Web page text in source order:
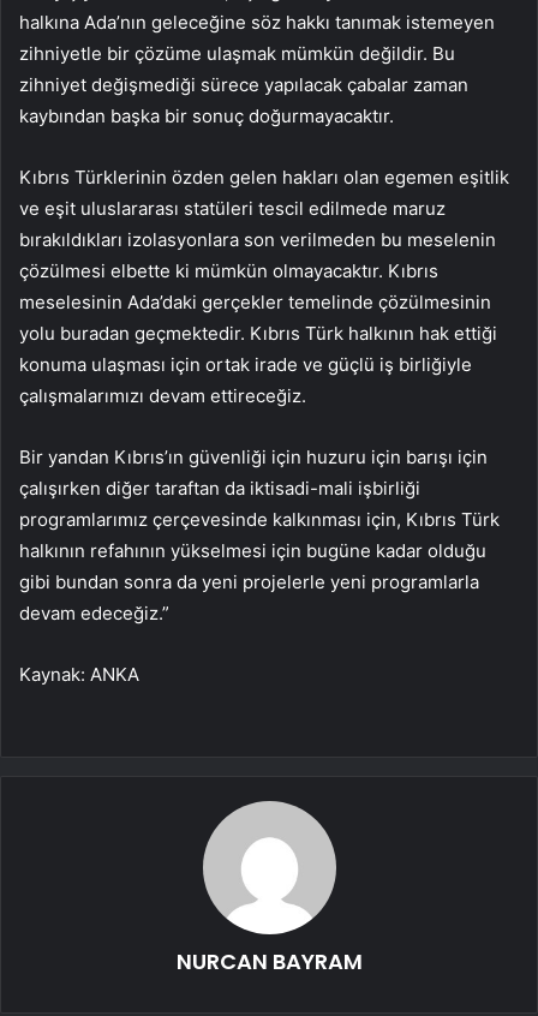
halkına Ada’nın geleceğine söz hakkı tanımak istemeyen
zihniyetle bir çözüme ulaşmak mümkün değildir. Bu
zihniyet değişmediği sürece yapılacak çabalar zaman
kaybından başka bir sonuç doğurmayacaktır.
Kıbrıs Türklerinin özden gelen hakları olan egemen eşitlik
ve eşit uluslararası statüleri tescil edilmede maruz
bırakıldıkları izolasyonlara son verilmeden bu meselenin
çözülmesi elbette ki mümkün olmayacaktır. Kıbrıs
meselesinin Ada’daki gerçekler temelinde çözülmesinin
yolu buradan geçmektedir. Kıbrıs Türk halkının hak ettiği
konuma ulaşması için ortak irade ve güçlü iş birliğiyle
çalışmalarımızı devam ettireceğiz.
Bir yandan Kıbrıs’ın güvenliği için huzuru için barışı için
çalışırken diğer taraftan da iktisadi-mali işbirliği
programlarımız çerçevesinde kalkınması için, Kıbrıs Türk
halkının refahının yükselmesi için bugüne kadar olduğu
gibi bundan sonra da yeni projelerle yeni programlarla
devam edeceğiz.”
Kaynak: ANKA
NURCAN BAYRAM